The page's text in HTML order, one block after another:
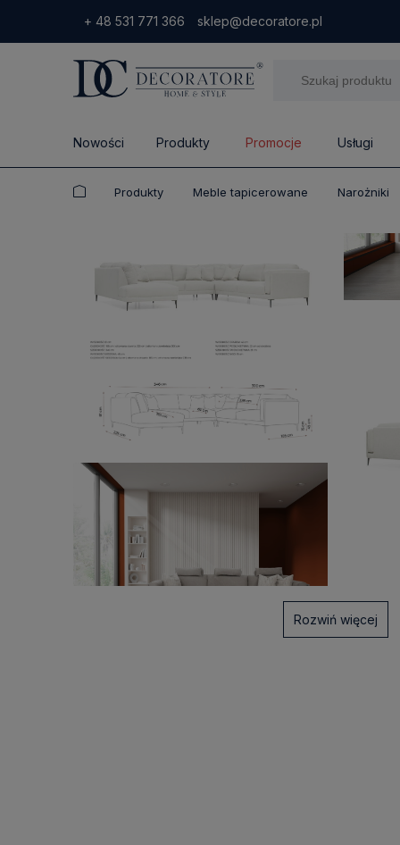
+ 48 531 771 366 sklep@decoratore.pl
Nowości Produkty Promocje Usługi
Produkty Meble tapicerowane Narożniki
Rozwiń więcej